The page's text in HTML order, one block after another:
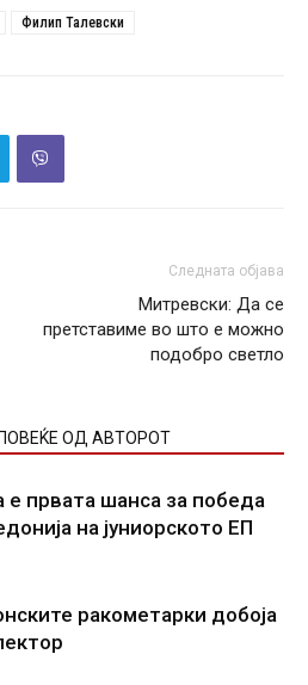
Филип Талевски
Следната објава
Митревски: Да се
претставиме во што е можно
подобро светло
ПОВЕЌЕ ОД АВТОРОТ
е првата шанса за победа
на јуниорското ЕП
ракометарки добоја